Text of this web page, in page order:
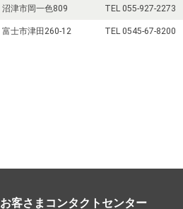
沼津市岡一色809 TEL 055-927-2273
富士市津田260-12 TEL 0545-67-8200
お客さまコンタクトセンター